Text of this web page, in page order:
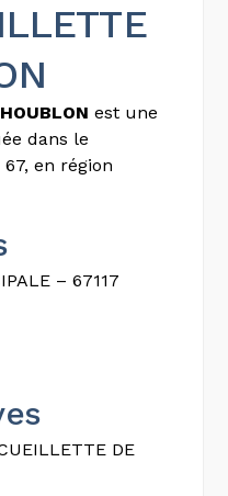
est une
dans le
en région
– 67117
DE